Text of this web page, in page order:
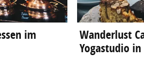
im
Wanderlust
Yogastudio